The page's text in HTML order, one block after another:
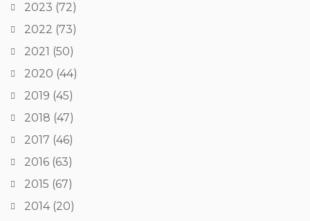
2023 (72)
2022 (73)
2021 (50)
2020 (44)
2019 (45)
2018 (47)
2017 (46)
2016 (63)
2015 (67)
2014(20)